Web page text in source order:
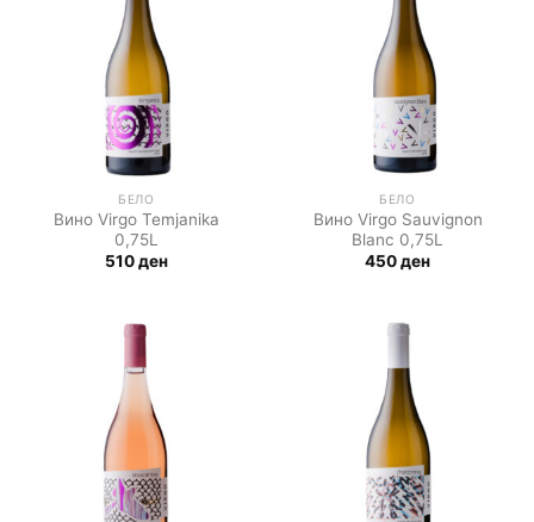
БЕЛО
Вино Virgo Temjanika
0,75L
510ден
БЕЛО
Вино Virgo Sauvignon
Blanc 0,75L
450ден